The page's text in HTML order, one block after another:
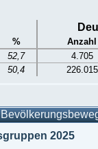
% Anzahl
52,7 4.705
50,4 226.015
2025